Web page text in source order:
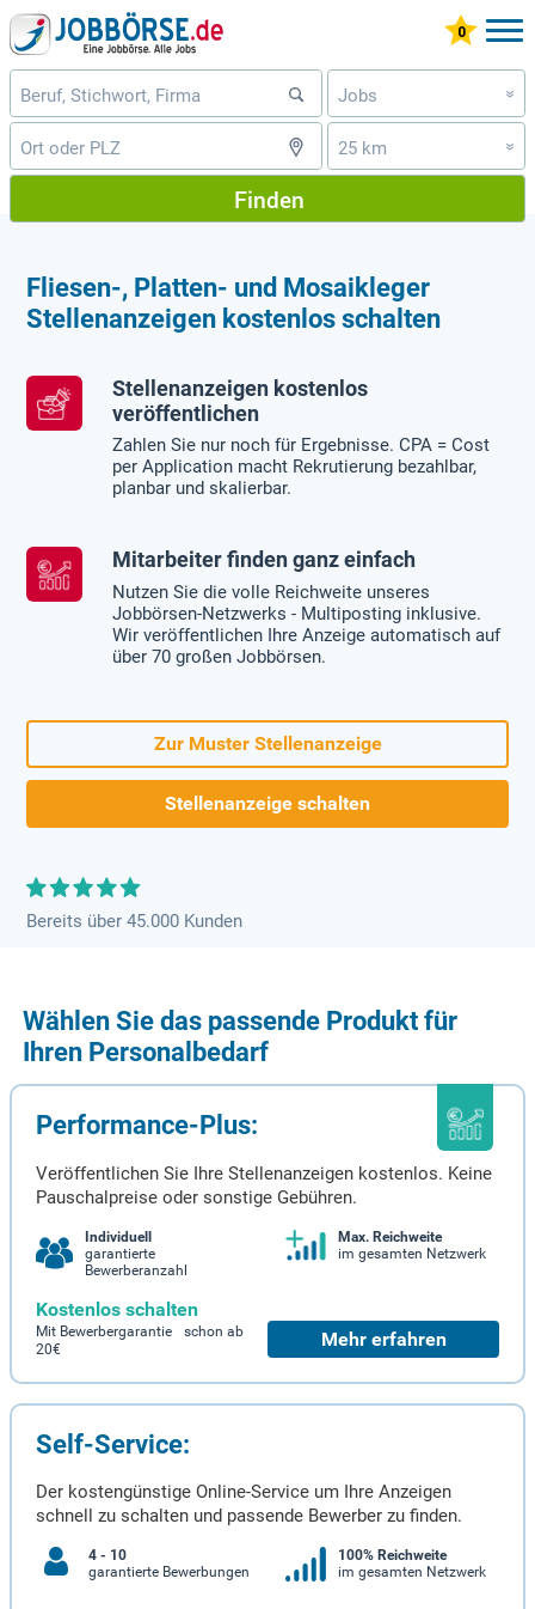
Jobs »
25 km »
Finden
Fliesen-, Platten- und Mosaikleger
Stellenanzeigen kostenlos schalten
Stellenanzeigen kostenlos
veröffentlichen
Zahlen Sie nur noch für Ergebnisse. CPA = Cost
per Application macht Rekrutierung bezahlbar,
planbar und skalierbar.
Mitarbeiter finden ganz einfach
Nutzen Sie die volle Reichweite unseres
Jobbörsen-Netzwerks - Multiposting inklusive.
Wir veröffentlichen Ihre Anzeige automatisch auf
über 70 großen Jobbörsen.
Zur Muster Stellenanzeige
Stellenanzeige schalten
Bereits über 45.000 Kunden
Wählen Sie das passende Produkt für
Ihren Personalbedarf
Performance-Plus:
Veröffentlichen Sie Ihre Stellenanzeigen kostenlos. Keine
Pauschalpreise oder sonstige Gebühren.
Individuell
garantierte
Bewerberanzahl
Max. Reichweite
im gesamten Netzwerk
Kostenlos schalten
Mit Bewerbergarantie schon ab
20€
Mehr erfahren
Self-Service:
Der kostengünstige Online-Service um Ihre Anzeigen
schnell zu schalten und passende Bewerber zu finden.
4 - 10
garantierte Bewerbungen
100% Reichweite
im gesamten Netzwerk